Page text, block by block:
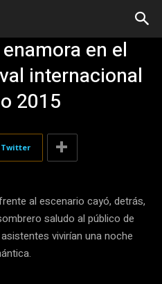
en el
internacional
2015
Twitter
al escenario cayó, detrás,
saludo al público de
vivirían una noche